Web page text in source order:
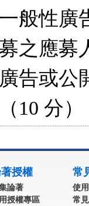
般性廣
之應募
告或公
10 分）
授權
論著
授權專區
常
使
常